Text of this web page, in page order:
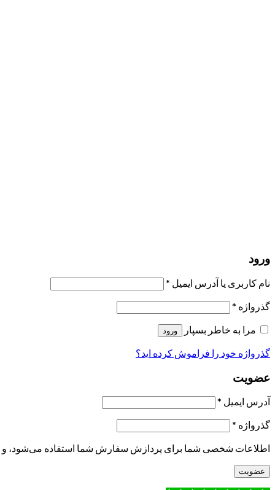
ورود
نام کاربری یا آدرس ایمیل *
گذرواژه *
مرا به خاطر بسپار
ورود
گذرواژه خود را فراموش کرده اید؟
عضویت
آدرس ایمیل *
گذرواژه *
اطلاعات شخصی شما برای پردازش سفارش شما استفاده می‌شود، و
عضویت